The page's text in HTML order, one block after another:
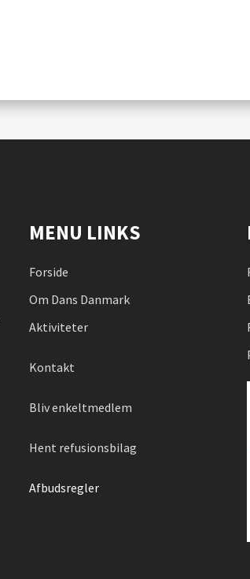
MENU LINKS
Forside
Om Dans Danmark
Aktiviteter
Kontakt
Bliv enkeltmedlem
Hent refusionsbilag
Afbudsregler